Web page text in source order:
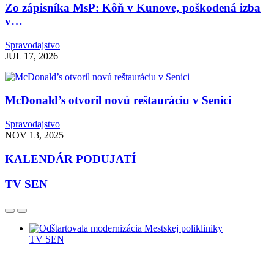
Zo zápisníka MsP: Kôň v Kunove, poškodená izba
v…
Spravodajstvo
JÚL 17, 2026
McDonald’s otvoril novú reštauráciu v Senici
Spravodajstvo
NOV 13, 2025
KALENDÁR PODUJATÍ
TV SEN
TV SEN